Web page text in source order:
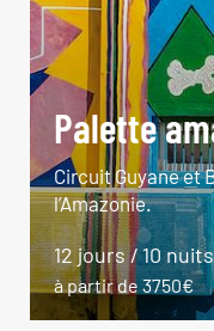
Palette
Circuit Guyane et
l’Amazonie.
12 jours / 10 nuits
à partir de 3750€